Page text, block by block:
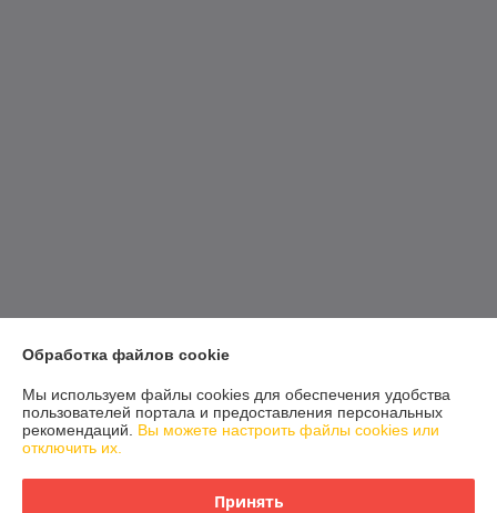
Обработка файлов cookie
Мы используем файлы cookies для обеспечения удобства
пользователей портала и предоставления персональных
рекомендаций. Вы можете настроить файлы cookies или
отключить их.
Принять